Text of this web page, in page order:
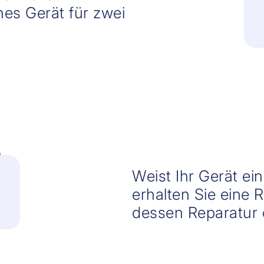
Gerät für zwei
Weist Ihr Gerät
erhalten Sie eine
dessen